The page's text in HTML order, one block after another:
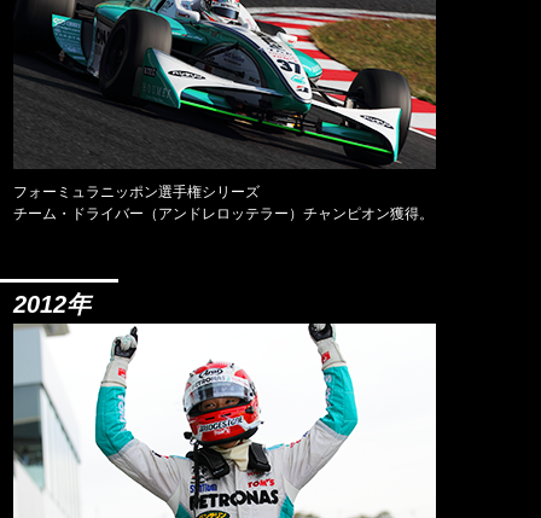
フォーミュラニッポン選手権シリーズ
チーム・ドライバー（アンドレロッテラー）チャンピオン獲得。
2012年